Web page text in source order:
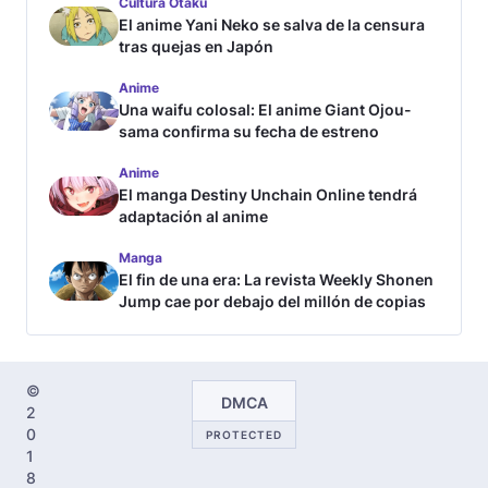
El anime Yani Neko se salva de la censura
tras quejas en Japón
Anime
Una waifu colosal: El anime Giant Ojou-
sama confirma su fecha de estreno
Anime
El manga Destiny Unchain Online tendrá
adaptación al anime
Manga
El fin de una era: La revista Weekly Shonen
Jump cae por debajo del millón de copias
©
2
0
1
8
DMCA
PROTECTED